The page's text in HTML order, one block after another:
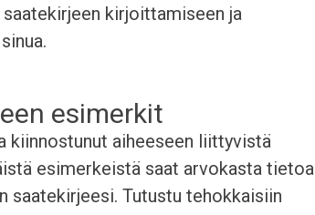
kirjoittamiseen ja
esimerkit
kiinnostunut aiheeseen liittyvistä
esimerkeistä saat arvokasta tietoa
saatekirjeesi. Tutustu tehokkaisiin